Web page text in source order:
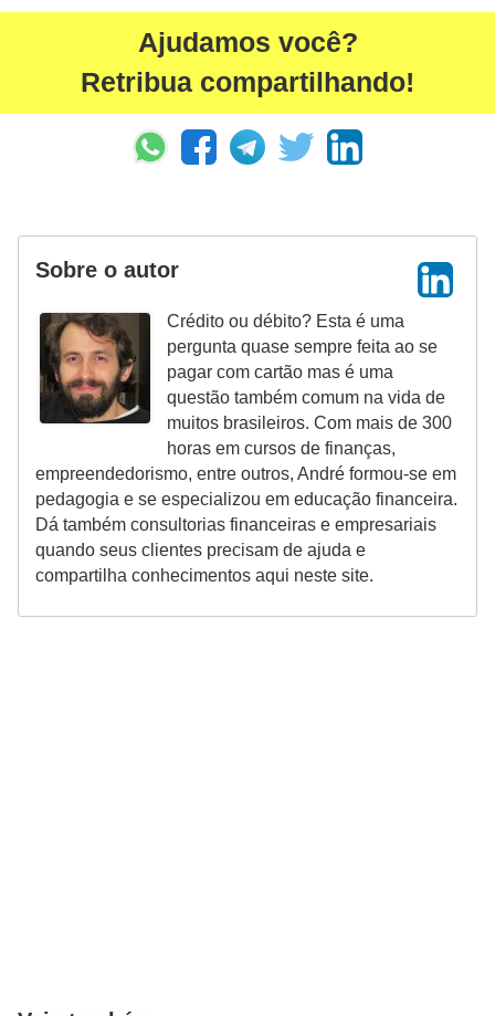
Ajudamos você?
Retribua compartilhando!
Sobre o autor
Crédito ou débito? Esta é uma
pergunta quase sempre feita ao se
pagar com cartão mas é uma
questão também comum na vida de
muitos brasileiros. Com mais de 300
horas em cursos de finanças,
empreendedorismo, entre outros, André formou-se em
pedagogia e se especializou em educação financeira.
Dá também consultorias financeiras e empresariais
quando seus clientes precisam de ajuda e
compartilha conhecimentos aqui neste site.